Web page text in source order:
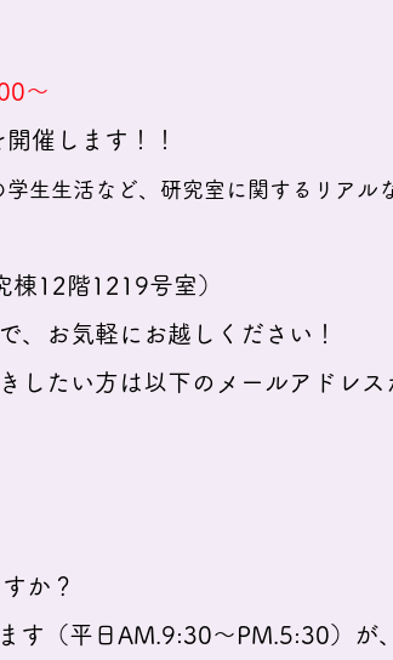
～
催します！！
生生活など、研究室に関するリアル
12階1219号室）
気軽にお越しください！
い方は以下のメールアドレス
か？
（平日AM.9:30～PM.5:30）が